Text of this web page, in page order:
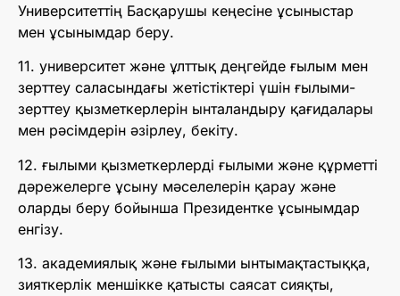
Университеттің Басқарушы кеңесіне ұсыныстар
мен ұсынымдар беру.
11. университет және ұлттық деңгейде ғылым мен
зерттеу саласындағы жетістіктері үшін ғылыми-
зерттеу қызметкерлерін ынталандыру қағидалары
мен рәсімдерін әзірлеу, бекіту.
12. ғылыми қызметкерлерді ғылыми және құрметті
дәрежелерге ұсыну мәселелерін қарау және
оларды беру бойынша Президентке ұсынымдар
енгізу.
13. академиялық және ғылыми ынтымақтастыққа,
зияткерлік меншікке қатысты саясат сияқты,